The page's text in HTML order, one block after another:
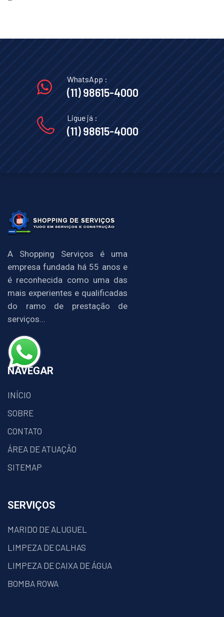
WhatsApp :
(11) 98615-4000
Ligue já :
(11) 98615-4000
A Shopping Serviços é uma
empresa fundada há 55 anos e
é reconhecida como uma das
mais experientes e qualificadas
do ramo de prestação de
serviços...
NAVEGAR
INÍCIO
SOBRE
CONTATO
ÁREA DE ATUAÇÃO
SITEMAP
SERVIÇOS
MARIDO DE ALUGUEL
LIMPEZA DE CALHAS
LIMPEZA DE CAIXA DE ÁGUA
BOMBA ROWA